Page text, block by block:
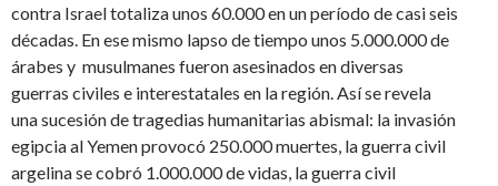
contra Israel totaliza unos 60.000 en un período de casi seis
décadas. En ese mismo lapso de tiempo unos 5.000.000 de
árabes y musulmanes fueron asesinados en diversas
guerras civiles e interestatales en la región. Así se revela
una sucesión de tragedias humanitarias abismal: la invasión
egipcia al Yemen provocó 250.000 muertes, la guerra civil
argelina se cobró 1.000.000 de vidas, la guerra civil